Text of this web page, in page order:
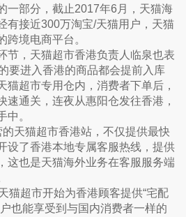
一部分，截止2017年6月，​​天猫海
有接近300万淘宝/天猫用户，天猫
跨境电商平台。
节，天猫超市香港负责人临泉也表
要进入香港的商品都会提前入库
猫超市专用仓内，消费者下单后，
速通关，连夜从惠阳仓发往香港，
中。
天猫超市香港站，不仅提供最快
设了香港本地专属客服热线，提供
这也是天猫海外业务在客服服务端
猫超市开始为香港顾客提供“宅配
也能享受到与国内消费者一样的